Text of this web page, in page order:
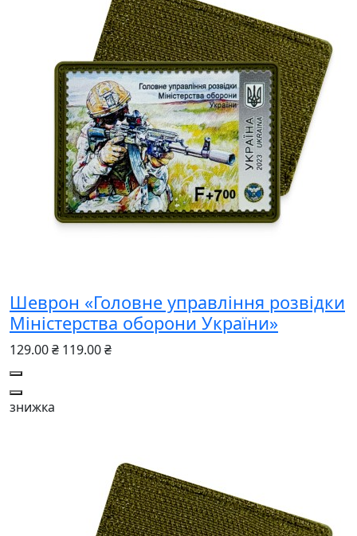
Шеврон «Головне управління розвідки
Міністерства оборони України»
129.00 ₴ 119.00 ₴
знижка